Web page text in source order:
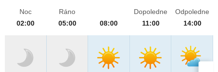
Noc
02:00
Ráno
05:00
08:00
Dopoledne
11:00
Odpoledne
14:00